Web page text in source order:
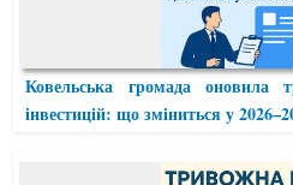
Ковельська громада оновила
інвестицій: що зміниться у